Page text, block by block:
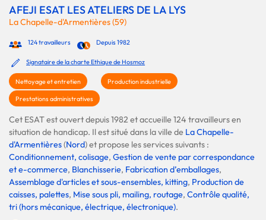
AFEJI ESAT LES ATELIERS DE LA LYS
La Chapelle-d'Armentières (59)
124 travailleurs Depuis 1982
Signataire de la charte Ethique de Hosmoz
Nettoyage et entretien Production industrielle
Prestations administratives
Cet ESAT est ouvert depuis 1982 et accueille 124 travailleurs en
situation de handicap. Il est situé dans la ville de La Chapelle-
d'Armentières(Nord) et propose les services suivants :
Conditionnement, colisage, Gestion de vente par correspondance
et e-commerce, Blanchisserie, Fabrication d’emballages,
Assemblage d'articles et sous-ensembles, kitting, Production de
caisses, palettes, Mise sous pli, mailing, routage, Contrôle qualité,
tri (hors mécanique, électrique, électronique).